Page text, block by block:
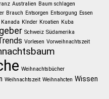
Australien Baum schlagen
Brauch Entsorgen Entsorgung Essen
Kanada KInder Kroatien Kuba
Schweiz Südamerika
Vorlesen Vorweihnachtszeit
Weihnachtsbücher
Weihnachtszeit Weihnahcten Wissen